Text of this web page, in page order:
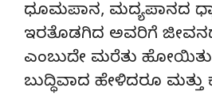
ಧೂಮಪಾನ, ಮದ್ಯಪಾನದ
ಇರತೊಡಗಿದ ಅವರಿಗೆ
ಎಂಬುದೇ ಮರೆತು
ಬುದ್ಧಿವಾದ ಹೇಳಿದರೂ ಮತ್ತು